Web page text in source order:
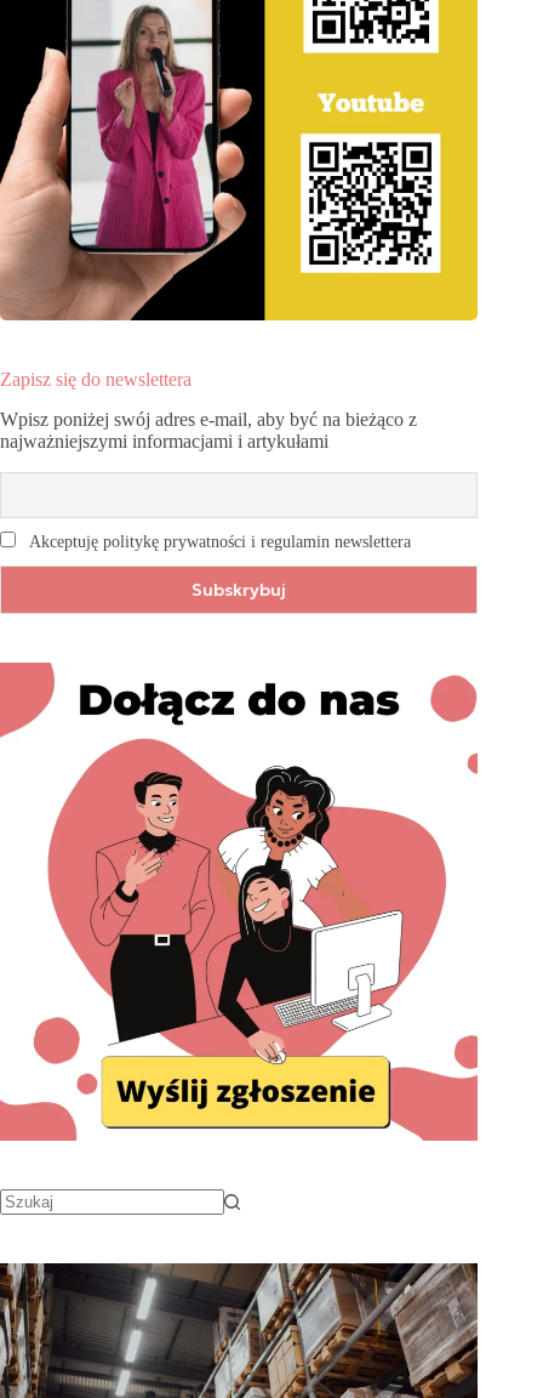
Zapisz się do newslettera
Wpisz poniżej swój adres e-mail, aby być na bieżąco z
najważniejszymi informacjami i artykułami
Akceptuję politykę prywatności i regulamin newslettera